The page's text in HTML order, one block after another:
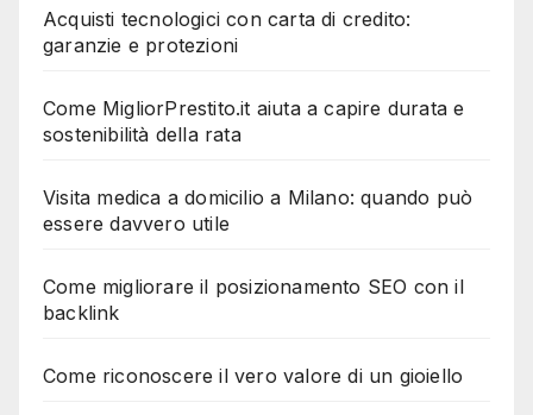
Acquisti tecnologici con carta di credito:
garanzie e protezioni
Come MigliorPrestito.it aiuta a capire durata e
sostenibilità della rata
Visita medica a domicilio a Milano: quando può
essere davvero utile
Come migliorare il posizionamento SEO con il
backlink
Come riconoscere il vero valore di un gioiello